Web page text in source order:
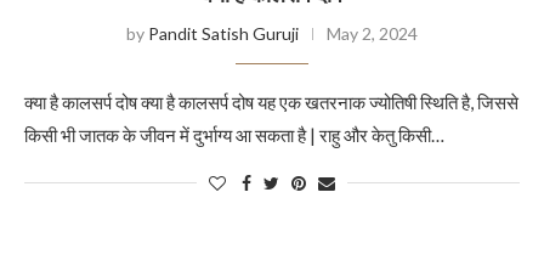
by Pandit Satish Guruji May 2, 2024
क्या है कालसर्प दोष क्या है कालसर्प दोष यह एक खतरनाक ज्योतिषी स्थिति है, जिससे
किसी भी जातक के जीवन में दुर्भाग्य आ सकता है | राहु और केतु किसी…